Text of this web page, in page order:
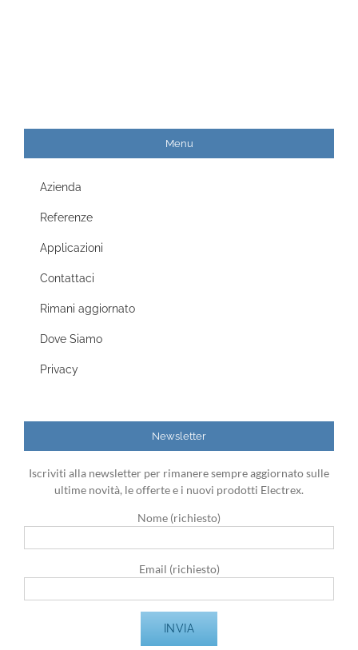
Menu
Azienda
Referenze
Applicazioni
Contattaci
Rimani aggiornato
Dove Siamo
Privacy
Newsletter
Iscriviti alla newsletter per rimanere sempre aggiornato sulle
ultime novità, le offerte e i nuovi prodotti Electrex.
Nome (richiesto)
Email (richiesto)